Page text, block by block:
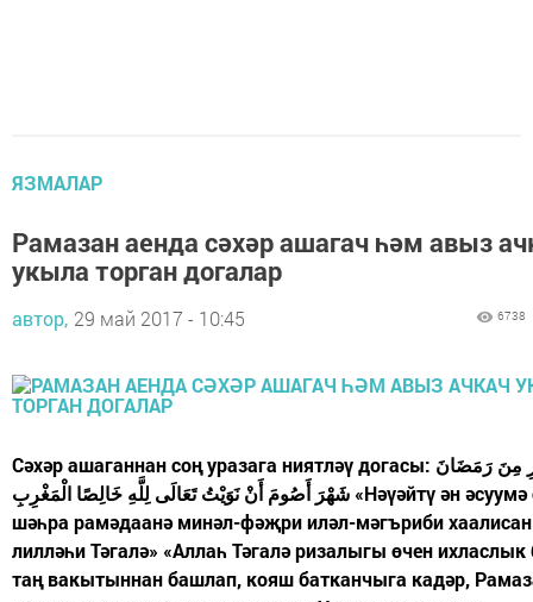
ЯЗМАЛАР
Рамазан аенда сәхәр ашагач һәм авыз
укыла торган догалар
автор, 29 май 2017 - 10:45 6738
Сәхәр ашаганнан соң уразага ниятләү догасы: إِلَى الْفَجْرِ مِنَ رَمَضَانَ
شَهْرَ أَصُومَ أَنْ نَوَيْتُ تَعَالَى لِلَّهِ خَالِصًا الْمَغْرِبِ «Нәүәйтү ән әсуумә саумә
шәһра рамәдаанә минәл-фәҗри иләл-мәгъриби хаалисан
лилләһи Тәгалә» «Аллаһ Тәгалә ризалыгы өчен ихласлык
таң вакытыннан башлап, кояш батканчыга кадәр,